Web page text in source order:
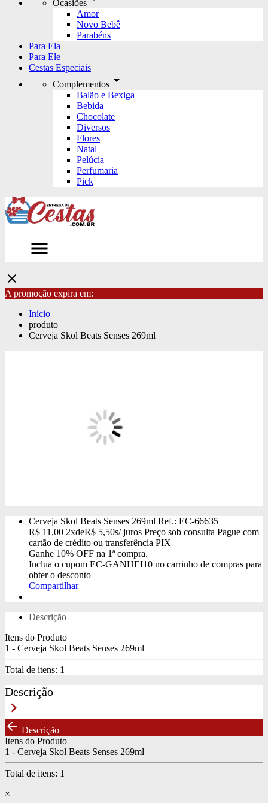
Ocasiões
Amor
Novo Bebê
Parabéns
Para Ela
Para Ele
Cestas Especiais
Complementos arrow_drop_down
Balão e Bexiga
Bebida
Chocolate
Diversos
Flores
Natal
Pelúcia
Perfumaria
Pick
menu
close
A promoção expira em:
Início
produto
Cerveja Skol Beats Senses 269ml
Cerveja Skol Beats Senses 269ml Ref.: EC-66635
R$ 11,00 2xdeR$ 5,50s/ juros Preço sob consulta Pague com
cartão de crédito ou transferência PIX
Ganhe 10% OFF na 1ª compra.
Inclua o cupom EC-GANHEI10 no carrinho de compras para
obter o desconto
Compartilhar
Descrição
Itens do Produto
1 - Cerveja Skol Beats Senses 269ml
Total de itens: 1
Descrição
keyboard_arrow_right
arrow_back Descrição
Itens do Produto
1 - Cerveja Skol Beats Senses 269ml
Total de itens: 1
×